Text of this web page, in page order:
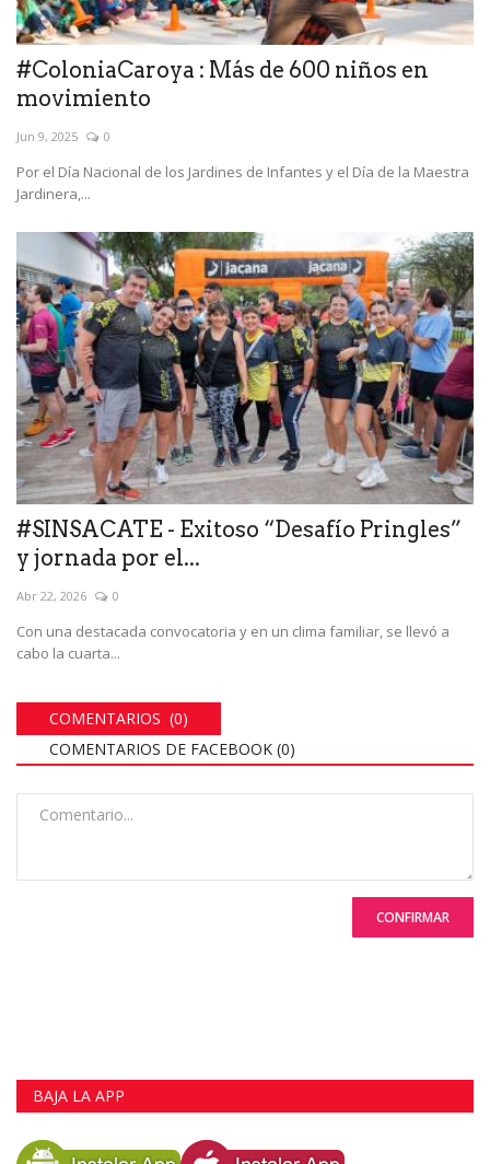
#ColoniaCaroya : Más de 600 niños en
movimiento
Jun 9, 2025 0
Por el Día Nacional de los Jardines de Infantes y el Día de la Maestra
Jardinera,...
#SINSACATE - Exitoso “Desafío Pringles”
y jornada por el...
Abr 22, 2026 0
Con una destacada convocatoria y en un clima familiar, se llevó a
cabo la cuarta...
COMENTARIOS (0)
COMENTARIOS DE FACEBOOK (0)
CONFIRMAR
BAJA LA APP